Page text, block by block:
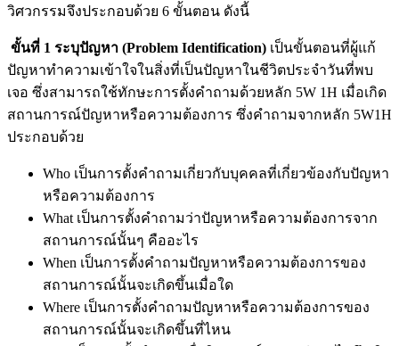
วิศวกรรมจึงประกอบด้วย 6 ขั้นตอน ดังนี้
ขั้นที่ 1 ระบุปัญหา (Problem Identification) เป็นขั้นตอนที่ผู้แก้
ปัญหาทำความเข้าใจในสิ่งที่เป็นปัญหาในชีวิตประจำวันที่พบ
เจอ ซึ่งสามารถใช้ทักษะการตั้งคำถามด้วยหลัก 5W 1H เมื่อเกิด
สถานการณ์ปัญหาหรือความต้องการ ซึ่งคำถามจากหลัก 5W1H
ประกอบด้วย
Who เป็นการตั้งคำถามเกี่ยวกับบุคคลที่เกี่ยวข้องกับปัญหา
หรือความต้องการ
What เป็นการตั้งคำถามว่าปัญหาหรือความต้องการจาก
สถานการณ์นั้นๆ คืออะไร
When เป็นการตั้งคำถามปัญหาหรือความต้องการของ
สถานการณ์นั้นจะเกิดขึ้นเมื่อใด
Where เป็นการตั้งคำถามปัญหาหรือความต้องการของ
สถานการณ์นั้นจะเกิดขึ้นที่ไหน